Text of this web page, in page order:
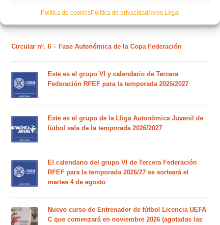
Política de cookiesPolítica de privacidadAviso Legal
Circular nº. 6 – Fase Autonómica de la Copa Federación
Este es el grupo VI y calendario de Tercera
Federación RFEF para la temporada 2026/2027
Este es el grupo de la Lliga Autonòmica Juvenil de
fútbol sala de la temporada 2026/2027
El calendario del grupo VI de Tercera Federación
RFEF para la temporada 2026/27 se sorteará el
martes 4 de agosto
Nuevo curso de Entrenador de fútbol Licencia UEFA
C que comenzará en noviembre 2026 (agotadas las